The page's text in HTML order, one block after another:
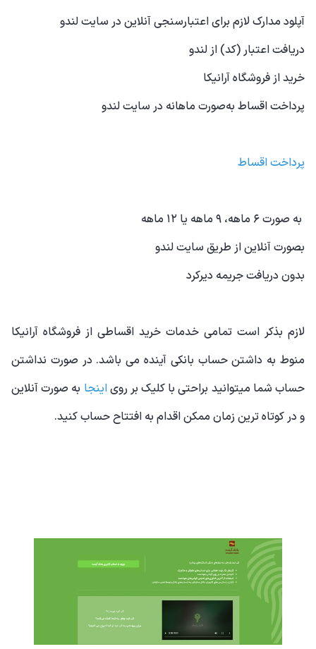
آپلود مدارک لازم برای اعتبارسنجی آنلاین در سایت لندو
دریافت اعتبار (کد) از لندو
خرید از فروشگاه آرانیکا
پرداخت اقساط به‌صورت ماهانه در سایت لندو
پرداخت اقساط
به صورت ۶ ماهه، ۹ ماهه یا ۱۲ ماهه
بصورت آنلاین از طریق سایت لندو
بدون دریافت جریمه دیرکرد
لازم بذکر است تمامی خدمات خرید اقساطی از فروشگاه آرانیکا
منوط به داشتن حساب بانکی آینده می باشد. در صورت نداشتن
حساب شما میتوانید براحتی با کلیک بر رویاینجا به صورت آنلاین
و در کوتاه ترین زمان ممکن اقدام به افتتاح حساب کنید.